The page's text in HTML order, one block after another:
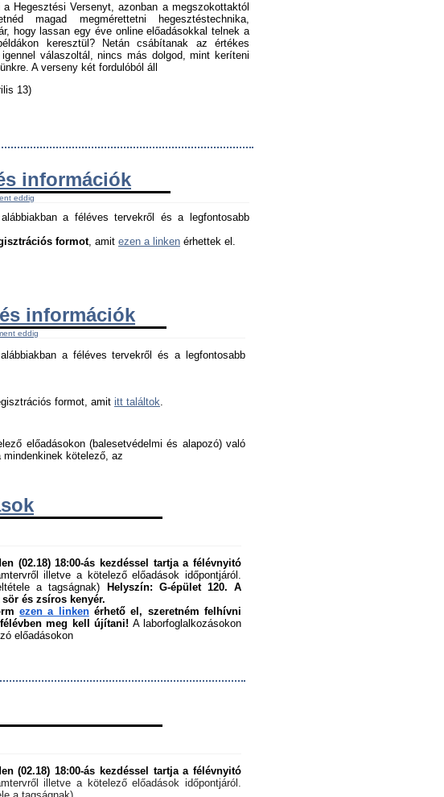
Hegesztési Versenyt, azonban a megszokottaktól
magad megmérettetni hegesztéstechnika,
hogy lassan egy éve online előadásokkal telnek a
keresztül? Netán csábítanak az értékes
válaszoltál, nincs más dolgod, mint keríteni
A verseny két fordulóból áll
13)
információk
eddig
a féléves tervekről és a legfontosabb
formot, amit ezen a linken érhettek el.
információk
eddig
a féléves tervekről és a legfontosabb
formot, amit itt találtok.
előadásokon (balesetvédelmi és alapozó) való
kötelező, az
(02.18) 18:00-ás kezdéssel tartja a félévnyitó
illetve a kötelező előadások időpontjáról.
a tagságnak) Helyszín: G-épület 120.
A
és zsíros kenyér.
ezen a linken érhető el, szeretném felhívni
meg kell újítani! A laborfoglalkozásokon
előadásokon
(02.18) 18:00-ás kezdéssel tartja a félévnyitó
illetve a kötelező előadások időpontjáról.
a tagságnak)